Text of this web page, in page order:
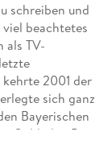
schreiben und
beachtetes
als TV-
2001 der
sich ganz
Bayerischen
Gold, den Prix